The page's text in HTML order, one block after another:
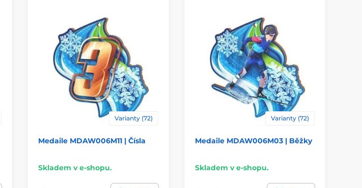
Varianty (72)
Medaile MDAW006M11 | Čísla
Skladem v e-shopu.
Varianty (72)
Medaile MDAW006M03 | Běžky
Skladem v e-shopu.